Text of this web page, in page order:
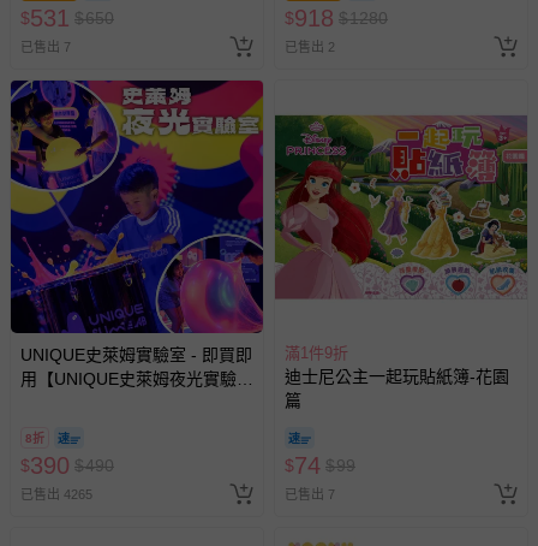
區，可能會無法配送，或須依據商品需加收離島運費。廠商
亦保留出貨與否的權利。離島、偏遠地區、樓層親送等加價
商品實際的配達日期，可於訂單個人資料內的查詢訂單內，
已出貨通知之訊息為主。
如您收到商品，請依正常流程檢查是否完好，若商品遇瑕疵
情形，您可申請更換新品或退貨，請見：退貨的辦理流程。
若您對於會員帳號、商品訂購與資訊、購物流程、付款方
式、折價券與購物金的使用、退貨及商品運送方式等有疑
問，你可詳見：媽咪愛客服中心
預購商品：預購為海外同步代購，遇缺貨即會通知媽咪並協
助取消退款事宜。
商品如因「價格、組合」等錯誤原因，導致無法安排出貨，
會主動以簡訊及mail通知訂單取消事宜，並將提供適當補
償。
$531 $650
已售出 7
$918 $1280
已售出 2
UNIQUE史萊姆實驗室 - 即買即
用【UNIQUE史萊姆夜光實驗室
人小孩均一價(3歲以上需購票))
8折
$390 $490
已售出 4265
滿1件9折
迪士尼公主一起玩貼紙簿-花園
篇
$74 $99
已售出 7